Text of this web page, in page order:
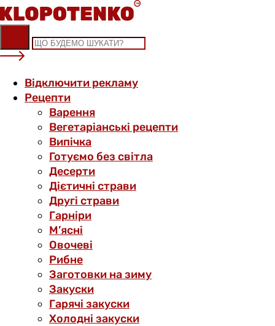
Skip
to
content
Відключити рекламу
Рецепти
Варення
Вегетаріанські рецепти
Випічка
Готуємо без світла
Десерти
Дієтичні страви
Другі страви
Гарніри
М’ясні
Овочеві
Рибне
Заготовки на зиму
Закуски
Гарячі закуски
Холодні закуски